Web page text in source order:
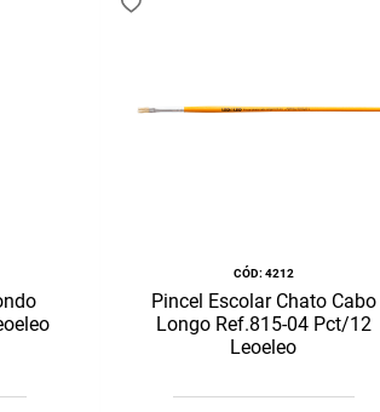
:4212
Pincel Escolar Chato Cabo
Longo Ref.815-04 Pct/12
Leoeleo